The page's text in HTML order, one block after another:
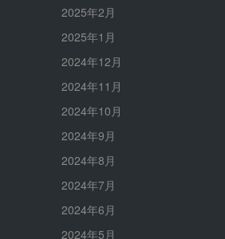
2025年2月
2025年1月
2024年12月
2024年11月
2024年10月
2024年9月
2024年8月
2024年7月
2024年6月
2024年5月